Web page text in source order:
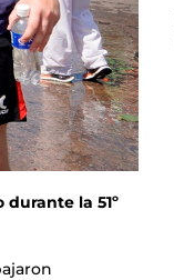
la 51º